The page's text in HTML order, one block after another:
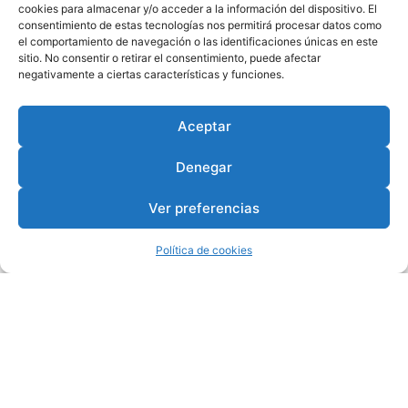
cookies para almacenar y/o acceder a la información del dispositivo. El
consentimiento de estas tecnologías nos permitirá procesar datos como
el comportamiento de navegación o las identificaciones únicas en este
sitio. No consentir o retirar el consentimiento, puede afectar
negativamente a ciertas características y funciones.
Aceptar
Denegar
Ver preferencias
Política de cookies